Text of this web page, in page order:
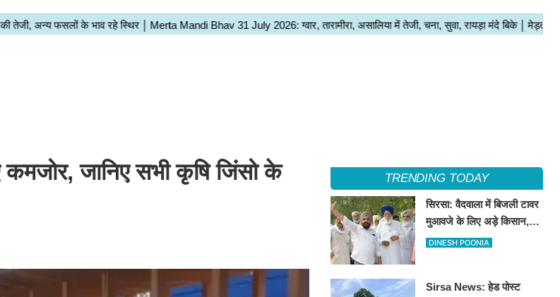
जानिए सभी कृषि जिंसो के
TRENDING TODAY
सिरसा: वैदवाला में बिजली टावर
मुआवजे के लिए अड़े किसान,
13 अगस्त को महापंचायत का
DINESH POONIA
Sirsa News: हेड पोस्ट